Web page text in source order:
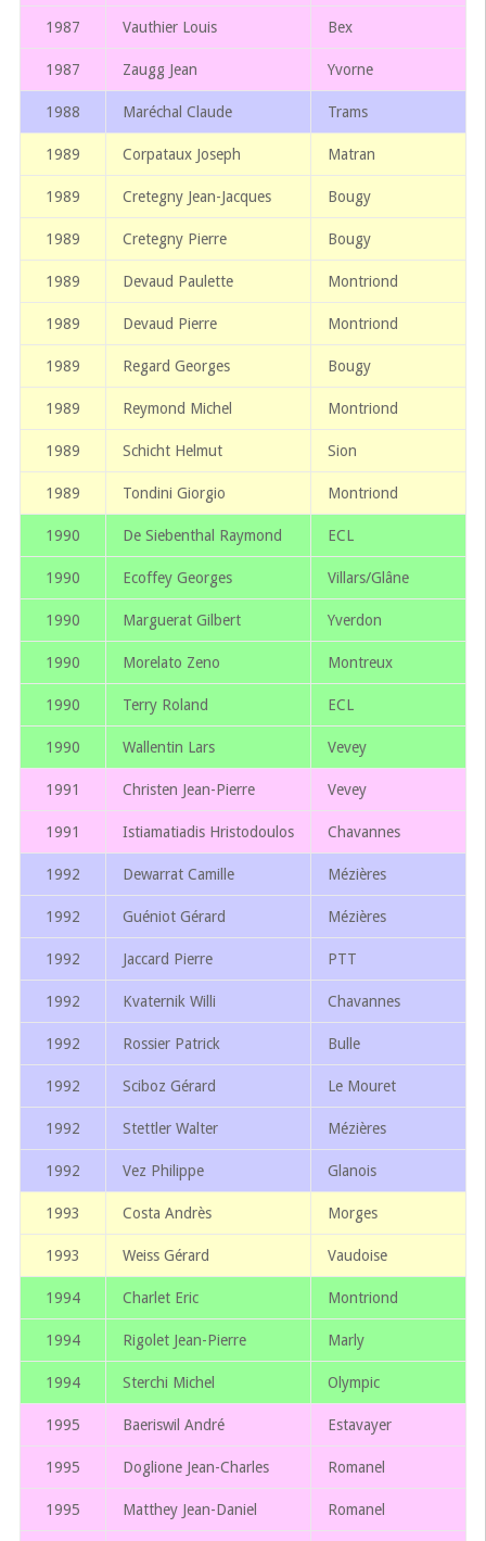
1987 Vauthier Louis Bex
1987 Zaugg Jean Yvorne
1988 Maréchal Claude Trams
1989 Corpataux Joseph Matran
1989 Cretegny Jean-Jacques Bougy
1989 Cretegny Pierre Bougy
1989 Devaud Paulette Montriond
1989 Devaud Pierre Montriond
1989 Regard Georges Bougy
1989 Reymond Michel Montriond
1989 Schicht Helmut Sion
1989 Tondini Giorgio Montriond
1990 De Siebenthal Raymond ECL
1990 Ecoffey Georges Villars/Glâne
1990 Marguerat Gilbert Yverdon
1990 Morelato Zeno Montreux
1990 Terry Roland ECL
1990 Wallentin Lars Vevey
1991 Christen Jean-Pierre Vevey
1991 Istiamatiadis Hristodoulos Chavannes
1992 Dewarrat Camille Mézières
1992 Guéniot Gérard Mézières
1992 Jaccard Pierre PTT
1992 Kvaternik Willi Chavannes
1992 Rossier Patrick Bulle
1992 Sciboz Gérard Le Mouret
1992 Stettler Walter Mézières
1992 Vez Philippe Glanois
1993 Costa Andrès Morges
1993 Weiss Gérard Vaudoise
1994 Charlet Eric Montriond
1994 Rigolet Jean-Pierre Marly
1994 Sterchi Michel Olympic
1995 Baeriswil André Estavayer
1995 Doglione Jean-Charles Romanel
1995 Matthey Jean-Daniel Romanel